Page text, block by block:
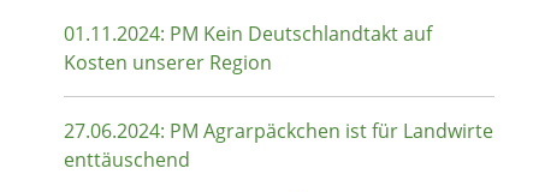
01.11.2024: PM Kein Deutschlandtakt auf
Kosten unserer Region
27.06.2024: PM Agrarpäckchen ist für Landwirte
enttäuschend